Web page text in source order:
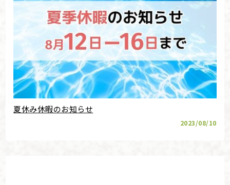
夏休み休暇のお知らせ
2023/08/10